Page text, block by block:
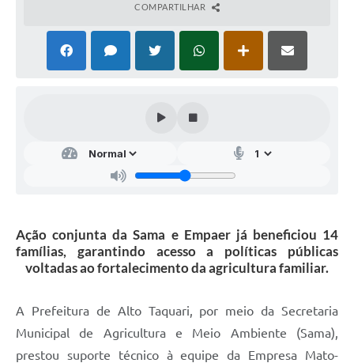
COMPARTILHAR
Ação conjunta da Sama e Empaer já beneficiou 14
famílias, garantindo acesso a políticas públicas
voltadas ao fortalecimento da agricultura familiar.
A Prefeitura de Alto Taquari, por meio da Secretaria
Municipal de Agricultura e Meio Ambiente (Sama),
prestou suporte técnico à equipe da Empresa Mato-